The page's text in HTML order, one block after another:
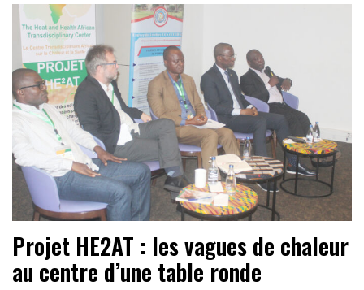
Projet HE2AT : les vagues de chaleur
au centre d’une table ronde